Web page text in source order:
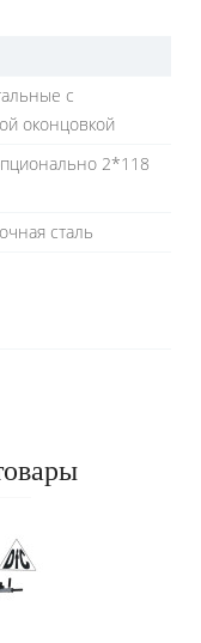
с
оконцовкой
2*118
сталь